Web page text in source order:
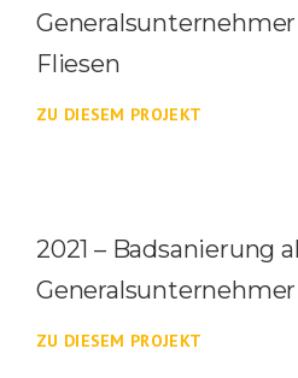
Fliesen
ZU DIESEM PROJEKT
2021 – Badsanierung
Generalsunternehmer
ZU DIESEM PROJEKT